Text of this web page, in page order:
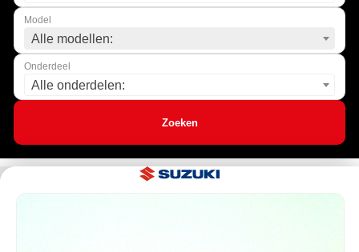
Model
Alle modellen:
Onderdeel
Alle onderdelen:
Zoeken